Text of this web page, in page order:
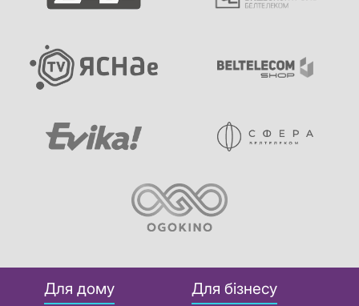
Для дому Для бізнесу